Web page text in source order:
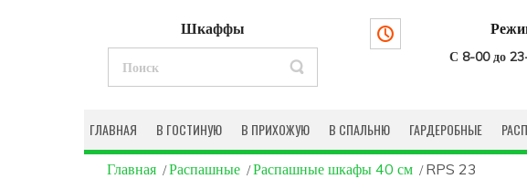
Шкаффы
С 8-00 до
ГЛАВНАЯ В ГОСТИНУЮ В ПРИХОЖУЮ В СПАЛЬНЮ ГАРДЕРОБНЫЕ
Главная Распашные Распашные шкафы 40 см RPS 23